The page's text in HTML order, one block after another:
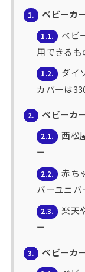
1. ベビーカ
1.1.
べビ
用できるも
1.2.
ダイ
カバーは
2. ベビーカ
2.1.
西松
ー
2.2.
赤ち
バーユニバ
2.3.
楽天
ー
3. ベビーカ